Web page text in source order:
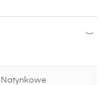
Natynkowe